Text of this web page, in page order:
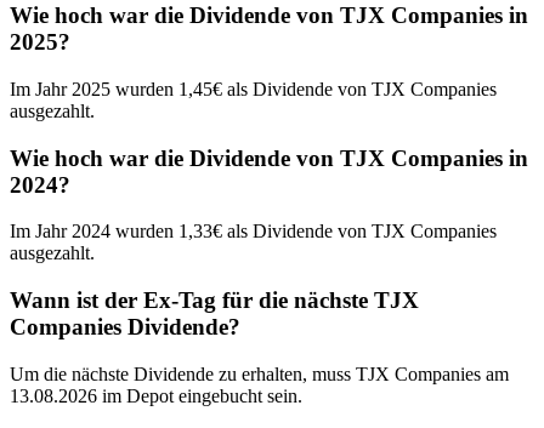
Wie hoch war die Dividende von TJX Companies in
2025?
Im Jahr 2025 wurden 1,45€ als Dividende von TJX Companies
ausgezahlt.
Wie hoch war die Dividende von TJX Companies in
2024?
Im Jahr 2024 wurden 1,33€ als Dividende von TJX Companies
ausgezahlt.
Wann ist der Ex-Tag für die nächste TJX
Companies Dividende?
Um die nächste Dividende zu erhalten, muss TJX Companies am
13.08.2026 im Depot eingebucht sein.